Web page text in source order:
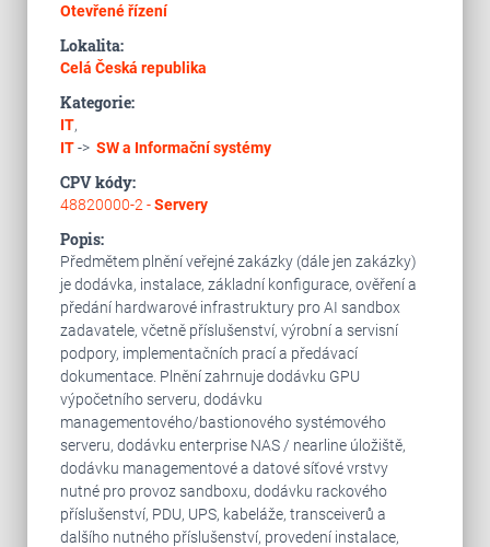
Otevřené řízení
Lokalita:
Celá Česká republika
Kategorie:
IT,
IT-> SW a Informační systémy
CPV kódy:
48820000-2 -Servery
Popis:
Předmětem plnění veřejné zakázky (dále jen zakázky)
je dodávka, instalace, základní konfigurace, ověření a
předání hardwarové infrastruktury pro AI sandbox
zadavatele, včetně příslušenství, výrobní a servisní
podpory, implementačních prací a předávací
dokumentace. Plnění zahrnuje dodávku GPU
výpočetního serveru, dodávku
managementového/bastionového systémového
serveru, dodávku enterprise NAS / nearline úložiště,
dodávku managementové a datové síťové vrstvy
nutné pro provoz sandboxu, dodávku rackového
příslušenství, PDU, UPS, kabeláže, transceiverů a
dalšího nutného příslušenství, provedení instalace,